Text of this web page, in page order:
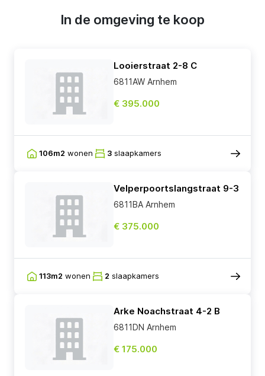
In de omgeving te koop
Looierstraat 2-8 C
6811AW Arnhem
€ 395.000
106m2 wonen 3 slaapkamers
Velperpoortslangstraat 9-3
6811BA Arnhem
€ 375.000
113m2 wonen 2 slaapkamers
Arke Noachstraat 4-2 B
6811DN Arnhem
€ 175.000